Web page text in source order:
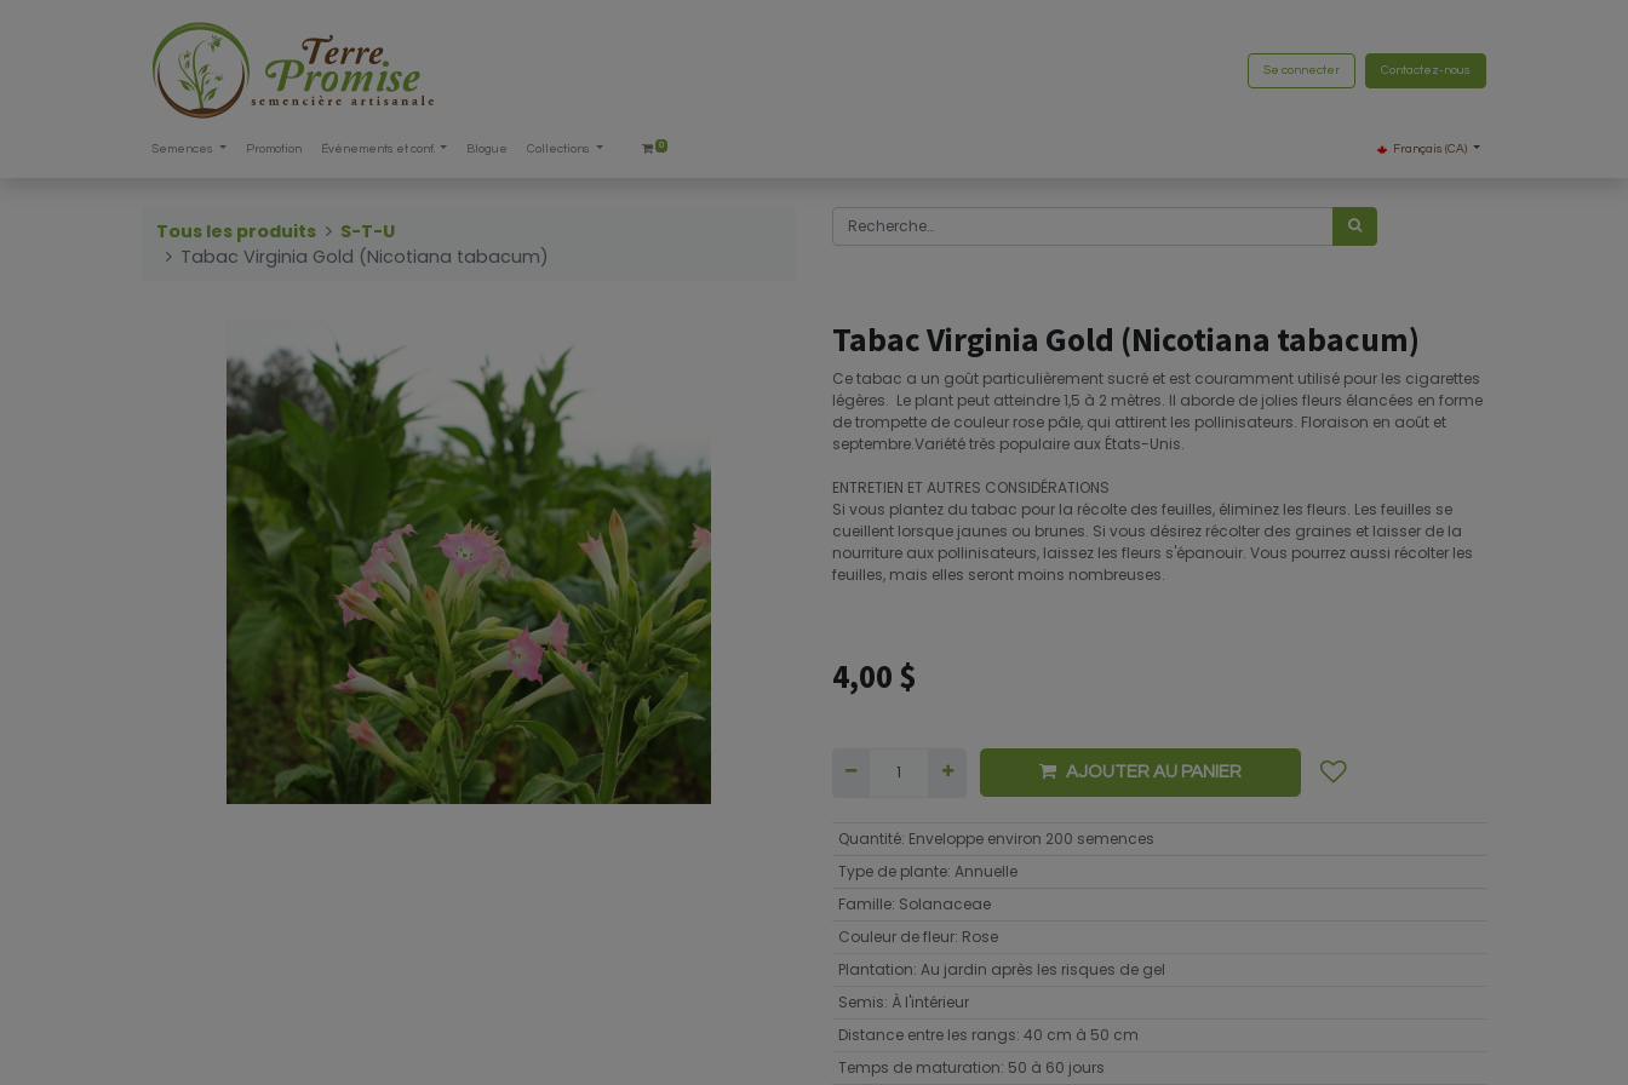
Se connecter Contactez-nous
Semences Promotion Événements et conf. Blogue Collections 0 Français (CA)
Tous les produits
S-T-U
Tabac Virginia Gold (Nicotiana tabacum)
Tabac Virginia Gold (Nicotiana tabacum)
Ce tabac a un goût particulièrement sucré et est couramment utilisé pour les cigarettes
légères. Le plant peut atteindre 1,5 à 2 mètres. Il aborde de jolies fleurs élancées en forme
de trompette de couleur rose pâle, qui attirent les pollinisateurs. Floraison en août et
septembre.Variété très populaire aux États-Unis.
ENTRETIEN ET AUTRES CONSIDÉRATIONS
Si vous plantez du tabac pour la récolte des feuilles, éliminez les fleurs. Les feuilles se
cueillent lorsque jaunes ou brunes. Si vous désirez récolter des graines et laisser de la
nourriture aux pollinisateurs, laissez les fleurs s'épanouir. Vous pourrez aussi récolter les
feuilles, mais elles seront moins nombreuses.
4,00 $
AJOUTER AU PANIER
Quantité: Enveloppe environ 200 semences
Type de plante: Annuelle
Famille: Solanaceae
Couleur de fleur: Rose
Plantation: Au jardin après les risques de gel
Semis: À l'intérieur
Distance entre les rangs: 40 cm à 50 cm
Temps de maturation: 50 à 60 jours